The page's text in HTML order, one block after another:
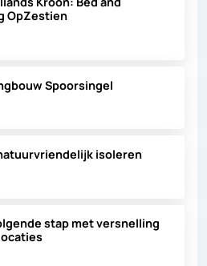
OpZestien
Spoorsingel
isoleren
stap met versnelling